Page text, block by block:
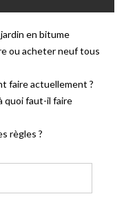
en bitume
ou acheter neuf tous
faire actuellement ?
quoi faut-il faire
règles ?